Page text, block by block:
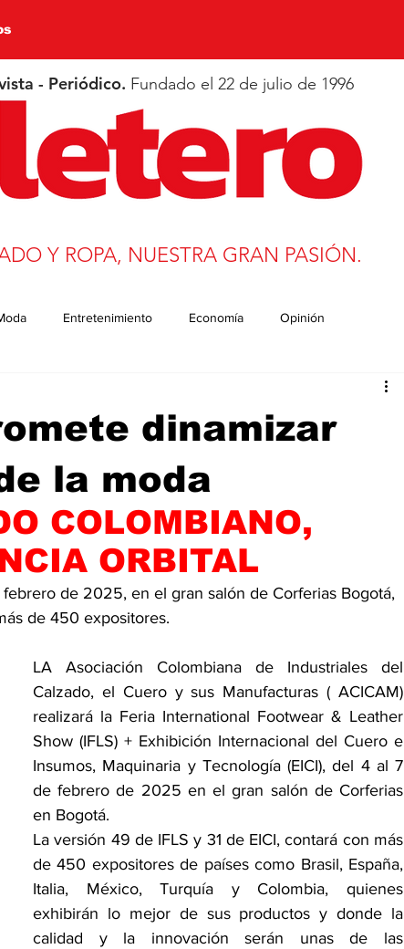
- Periódico. Fundado el 22 de julio de 1996
Y ROPA, NUESTRA GRAN PASIÓN.
Entretenimiento Economía Opinión
Desarrollo
dinamizar
la moda
COLOMBIANO,
ORBITAL
de 2025, en el gran salón de Corferias Bogotá,
de 450 expositores.
LA Asociación Colombiana de Industriales del
Calzado, el Cuero y sus Manufacturas ( ACICAM)
realizará la Feria International Footwear & Leather
Show (IFLS) + Exhibición Internacional del Cuero e
Insumos, Maquinaria y Tecnología (EICI), del 4 al 7
de febrero de 2025 en el gran salón de Corferias
en Bogotá.
La versión 49 de IFLS y 31 de EICI, contará con más
de 450 expositores de países como Brasil, España,
Italia, México, Turquía y Colombia, quienes
exhibirán lo mejor de sus productos y donde la
calidad y la innovación serán unas de las